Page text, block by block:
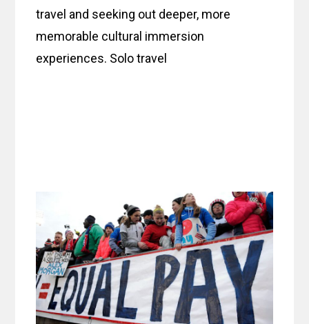
travel and seeking out deeper, more
memorable cultural immersion
experiences. Solo travel